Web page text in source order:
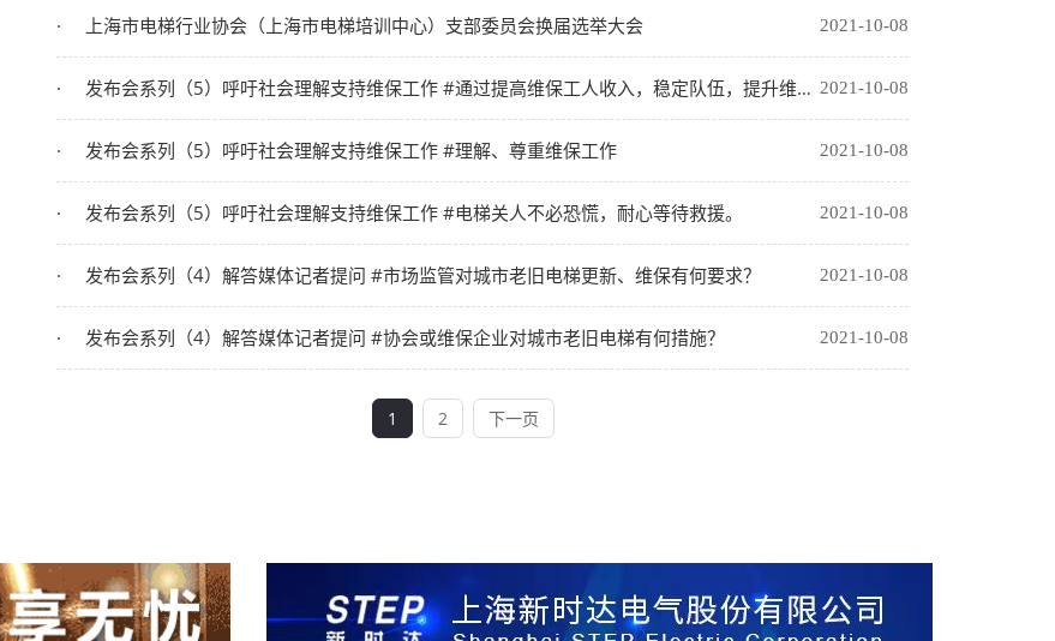
上海市电梯行业协会（上海市电梯培训中心）支部委员会换届选举大会 2021-10-08
发布会系列（5）呼吁社会理解支持维保工作 #通过提高维保工人收入，稳定队伍，提升维保工作质量。 2021-10-08
发布会系列（5）呼吁社会理解支持维保工作 #理解、尊重维保工作 2021-10-08
发布会系列（5）呼吁社会理解支持维保工作 #电梯关人不必恐慌，耐心等待救援。 2021-10-08
发布会系列（4）解答媒体记者提问 #市场监管对城市老旧电梯更新、维保有何要求？ 2021-10-08
发布会系列（4）解答媒体记者提问 #协会或维保企业对城市老旧电梯有何措施？ 2021-10-08
1 2 下一页